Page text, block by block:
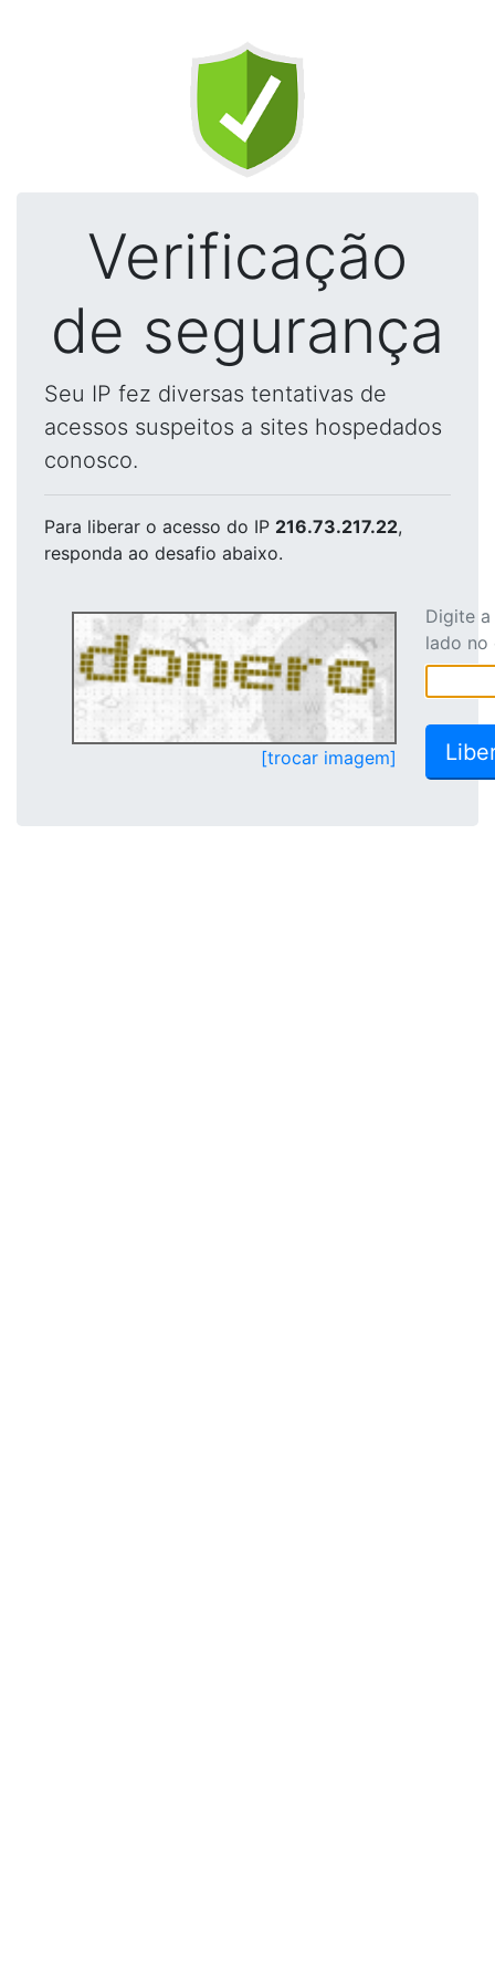
Verificação
de segurança
Seu IP fez diversas tentativas de
acessos suspeitos a sites hospedados
conosco.
Para liberar o acesso do IP 216.73.217.22,
responda ao desafio abaixo.
[trocar imagem]
Digite
lado no